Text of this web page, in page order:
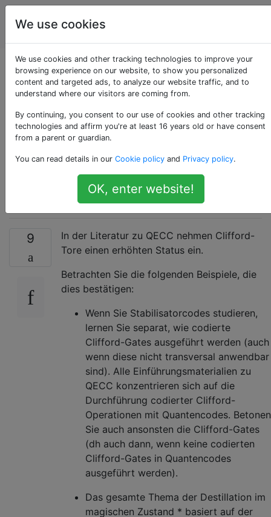
Quanten-
Computing
Bedeutung von
Clifford-Operationen
aus der Perspektive
der
9
In der Literatur zu QECC nehmen Clifford-
Tore einen erhöhten Status ein.
Betrachten Sie die folgenden Beispiele, die
dies bestätigen:
Wenn Sie Stabilisatorcodes studieren,
lernen Sie separat, wie codierte
Clifford-Gates ausgeführt werden (auch
wenn diese nicht transversal anwendbar
sind). Alle Einführungsmaterialien zu
QECC konzentrieren sich auf die
Durchführung codierter Clifford-
Operationen mit Quantencodes. Betonen
Sie auch ansonsten die Clifford-Gates
(dh auch dann, wenn keine codierten
Clifford-Gates in Quantencodes
ausgeführt werden).
Das gesamte Thema der Destillation im
magischen Zustand * basiert auf der
We use cookies
We use cookies and other tracking technologies to improve your
browsing experience on our website, to show you personalized
content and targeted ads, to analyze our website traffic, and to
understand where our visitors are coming from.
By continuing, you consent to our use of cookies and other tracking
technologies and affirm you're at least 16 years old or have consent
from a parent or guardian.
You can read details in our Cookie policy and Privacy policy.
OK, enter website!